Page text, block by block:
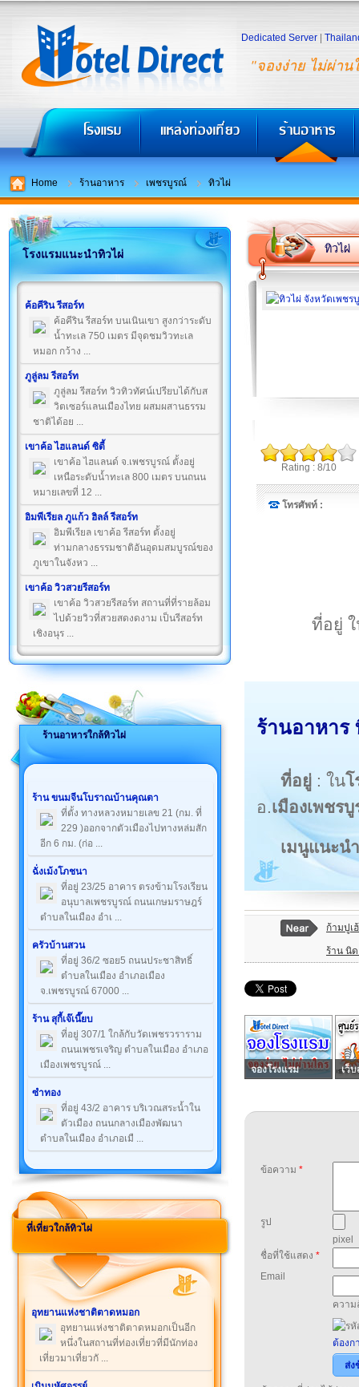
"จองง่าย ไม่ผ่าน
Dedicated Server
Home ร้านอาหาร เพชรบูรณ์ ทิวไผ่
โรงแรมแนะนำทิวไผ่
ค้อคีริน รีสอร์ท
ค้อคีริน รีสอร์ท บนเนินเขา สูงกว่าระดับ
น้ำทะเล 750 เมตร มีจุดชมวิวทะเล
หมอก กว้าง ...
ภูลู่ลม รีสอร์ท
ภูลู่ลม รีสอร์ท วิวทิวทัศน์เปรียบได้กับส
วิตเซอร์แลนเมืองไทย ผสมผสานธรรม
ชาติได้อย ...
เขาค้อ ไฮแลนด์ ซิตี้
เขาค้อ ไฮแลนด์ จ.เพชรบูรณ์ ตั้งอยู่
เหนือระดับน้ำทะเล 800 เมตร บนถนน
หมายเลขที่ 12 ...
อิมพีเรียล ภูแก้ว ฮิลล์ รีสอร์ท
อิมพีเรียล เขาค้อ รีสอร์ท ตั้งอยู่
ท่ามกลางธรรมชาติอันอุดมสมบูรณ์ของ
ภูเขาในจังหว ...
เขาค้อ วิวสวยรีสอร์ท
เขาค้อ วิวสวยรีสอร์ท สถานที่ที่รายล้อม
ไปด้วยวิวที่สวยสดงดงาม เป็นรีสอร์ท
เชิงอนุร ...
ร้านอาหารใกล้ทิวไผ่
ร้าน ขนมจีนโบราณบ้านคุณตา
ที่ตั้ง ทางหลวงหมายเลข 21 (กม. ที่
229 )ออกจากตัวเมืองไปทางหล่มสัก
อีก 6 กม. (ก่อ ...
ฉั่งเม้งโภชนา
ที่อยู่ 23/25 อาคาร ตรงข้ามโรงเรียน
อนุบาลเพชรบูรณ์ ถนนเกษมราษฎร์
ตำบลในเมือง อำเ ...
ครัวบ้านสวน
ที่อยู่ 36/2 ซอย5 ถนนประชาสิทธิ์
ตำบลในเมือง อำเภอเมือง
จ.เพชรบูรณ์ 67000 ...
ร้าน สุกี้เจ๊เนี๊ยบ
ที่อยู่ 307/1 ใกล้กับวัดเพชรวราราม
ถนนเพชรเจริญ ตำบลในเมือง อำเภอ
เมืองเพชรบูรณ์ ...
ซำทอง
ที่อยู่ 43/2 อาคาร บริเวณสระน้ำใน
ตัวเมือง ถนนกลางเมืองพัฒนา
ตำบลในเมือง อำเภอเมื ...
ที่เที่ยวใกล้ทิวไผ่
อุทยานแห่งชาติตาดหมอก
อุทยานแห่งชาติตาดหมอกเป็นอีก
หนึ่งในสถานที่ท่องเที่ยวที่มีนักท่อง
เที่ยวมาเที่ยวกั ...
ทิวไผ่
Rating : 8/10
โทรศัพท์ :
ที่อยู่
ร้านอาหาร
ที่อยู่ : ในโ
อ. เมืองเพชร
เมนูแนะนำ
ก้ามปูเ
ร้าน นิ
จองโรงแรม เว็บ
ข้อความ *
รูป
pixel
ชื่อที่ใช้แสดง *
Email
ความ
ต้องก
ส่ง